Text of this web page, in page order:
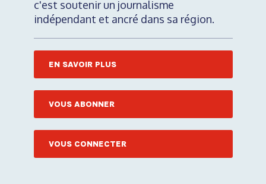
c'est soutenir un journalisme
indépendant et ancré dans sa région.
EN SAVOIR PLUS
VOUS ABONNER
VOUS CONNECTER